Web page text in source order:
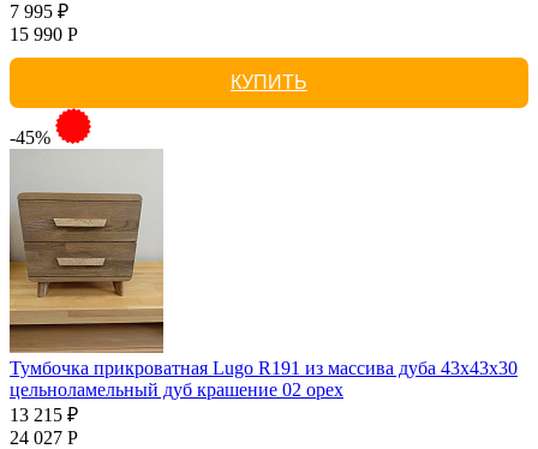
7 995 ₽
15 990 Р
КУПИТЬ
-45%
Тумбочка прикроватная Lugo R191 из массива дуба 43х43х30
цельноламельный дуб крашение 02 орех
13 215 ₽
24 027 Р